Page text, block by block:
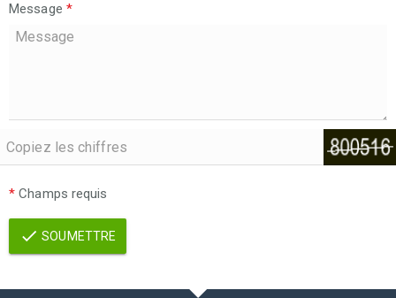
Message *
* Champs requis
SOUMETTRE